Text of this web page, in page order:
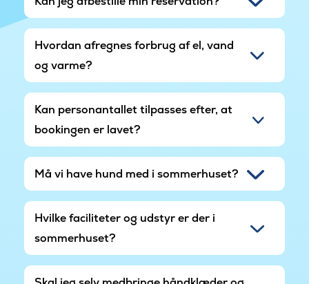
Hvordan afregnes forbrug af el, vand
og varme?
Kan personantallet tilpasses efter, at
bookingen er lavet?
Må vi have hund med i sommerhuset?
Hvilke faciliteter og udstyr er der i
sommerhuset?